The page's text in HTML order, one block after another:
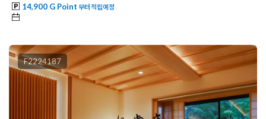
14,900 G Point 부터 적립예정
F2224187